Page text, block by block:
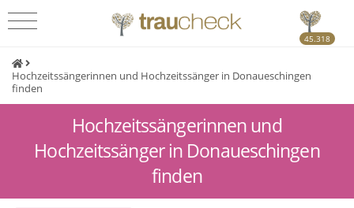
45.318
Hochzeitssängerinnen und Hochzeitssänger in Donaueschingen
finden
Hochzeitssängerinnen und
Hochzeitssänger in Donaueschingen
finden